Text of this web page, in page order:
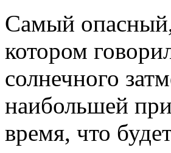
Самый опасный,
котором
солнечного
наибольшей
время, что